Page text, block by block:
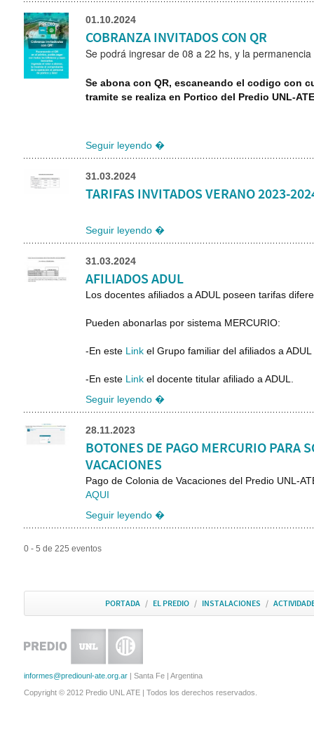
01.10.2024
COBRANZA INVITADOS CON QR
Se podrá ingresar de 08 a 22 hs, y la
Se abona con QR, escaneando el codigo con
tramite se realiza en Portico del Predio UNL-
Seguir leyendo �
31.03.2024
TARIFAS INVITADOS VERANO 2023-
Seguir leyendo �
31.03.2024
AFILIADOS ADUL
Los docentes afiliados a ADUL poseen tarifas
Pueden abonarlas por sistema MERCURIO:
-En este Link el Grupo familiar del afiliados a ADUL
-En este Link el docente titular afiliado a ADUL.
Seguir leyendo �
28.11.2023
BOTONES DE PAGO MERCURIO PARA
VACACIONES
Pago de Colonia de Vacaciones del Predio UNL-
AQUI
Seguir leyendo �
0 - 5 de 225 eventos
PORTADA / EL PREDIO / INSTALACIONES /
informes@prediounl-ate.org.ar | Santa Fe | Argentina
Copyright © 2012 Predio UNL ATE | Todos los derechos reservados.